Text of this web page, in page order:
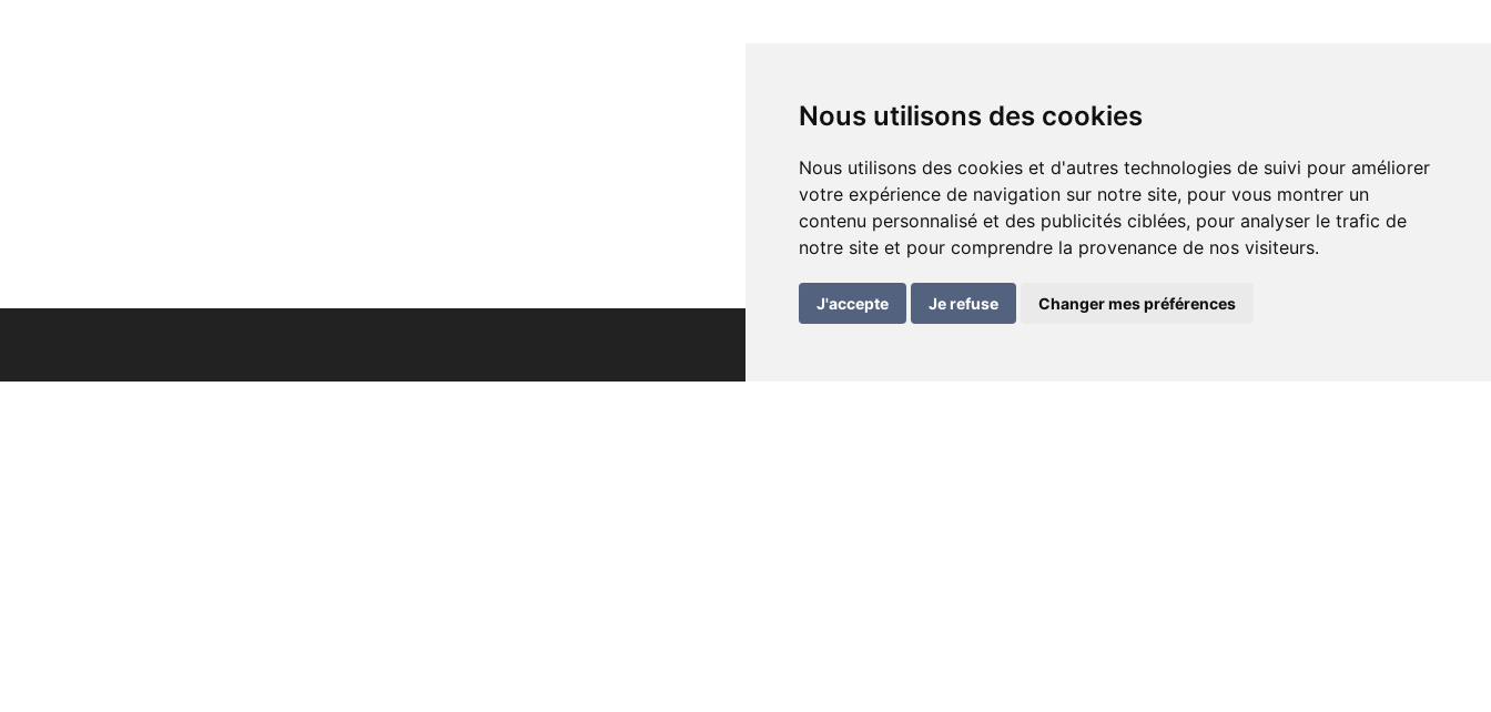
Nous utilisons des cookies
Nous utilisons des cookies et d'autres technologies de suivi pour améliorer
votre expérience de navigation sur notre site, pour vous montrer un
contenu personnalisé et des publicités ciblées, pour analyser le trafic de
notre site et pour comprendre la provenance de nos visiteurs.
J'accepte Je refuse Changer mes préférences